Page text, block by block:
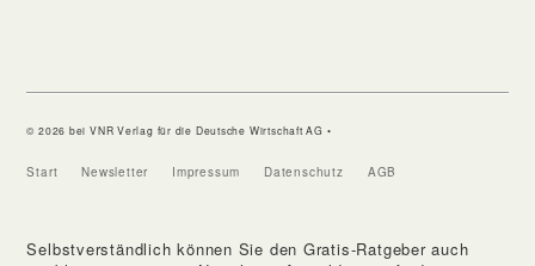
© 2026 bei VNR Verlag für die Deutsche Wirtschaft AG •
Start Newsletter Impressum Datenschutz AGB
Selbstverständlich können Sie den Gratis-Ratgeber auch